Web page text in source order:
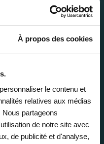
À propos des cookies
le contenu et
relatives aux médias
partageons
de notre site avec
de publicité et d'analyse,
un